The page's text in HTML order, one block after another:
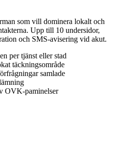
som vill dominera lokalt och
Upp till 10 undersidor,
och SMS-avisering vid akut.
per tjänst eller stad
täckningsområde
samlade
OVK-paminelser